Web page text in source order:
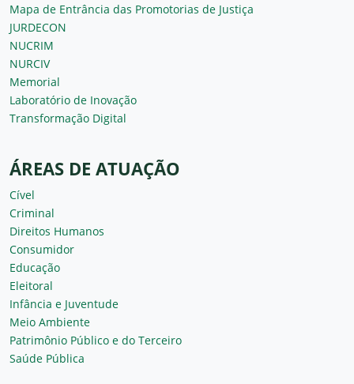
Mapa de Entrância das Promotorias de Justiça
JURDECON
NUCRIM
NURCIV
Memorial
Laboratório de Inovação
Transformação Digital
ÁREAS DE ATUAÇÃO
Cível
Criminal
Direitos Humanos
Consumidor
Educação
Eleitoral
Infância e Juventude
Meio Ambiente
Patrimônio Público e do Terceiro
Saúde Pública